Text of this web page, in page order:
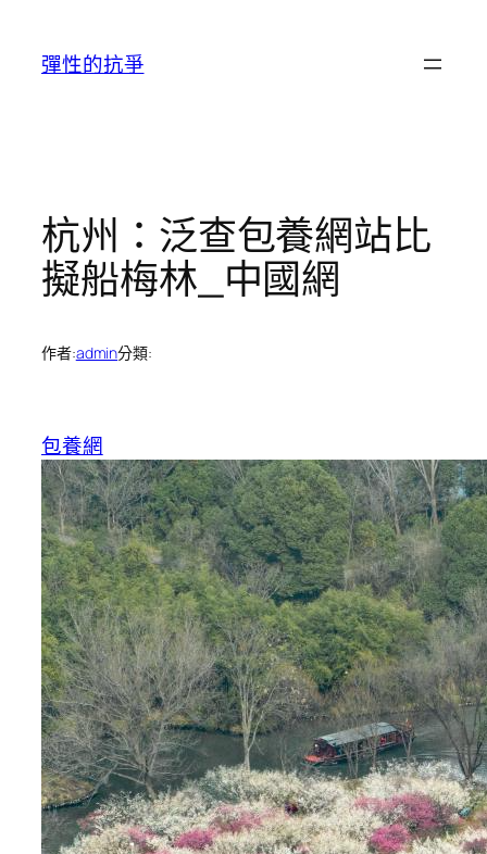
彈性的抗爭
杭州：泛查包養網站比
擬船梅林_中國網
作者:admin分類:
包養網